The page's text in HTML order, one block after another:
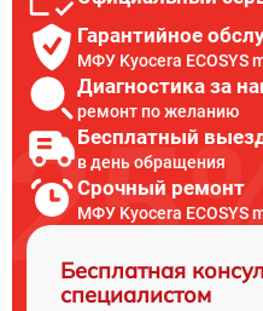
Гарантийное
МФУ Kyocera ECOSYS
Диагностика за
ремонт по желанию
Бесплатный
в день обращения
Срочный ремонт
МФУ Kyocera ECOSYS
Бесплатная
специалистом